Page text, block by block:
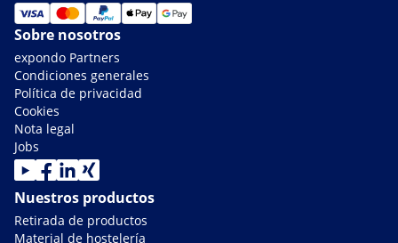
Sobre nosotros
expondo Partners
Condiciones generales
Política de privacidad
Cookies
Nota legal
Jobs
Nuestros productos
Retirada de productos
Material de hostelería